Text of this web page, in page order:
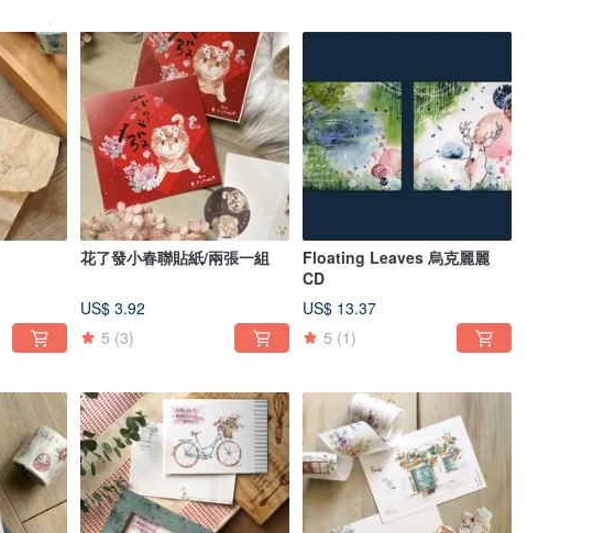
花了發小春聯貼紙/兩張一組
US$ 3.92
5 (3)
Floating Leaves 烏克麗麗
CD
US$ 13.37
5 (1)